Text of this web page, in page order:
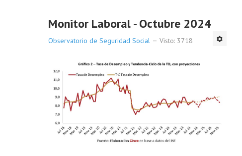
Monitor Laboral - Octubre 2024
Observatorio de Seguridad Social Visto: 3718